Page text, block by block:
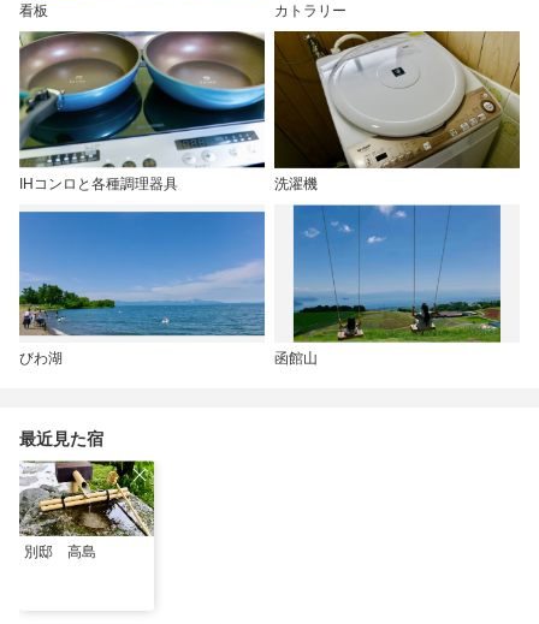
看板 カトラリー
IHコンロと各種調理器具 洗濯機
びわ湖 函館山
最近見た宿
別邸 高島